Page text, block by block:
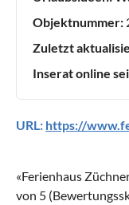
Objektnummer:
Zuletzt
Inserat online
URL: https://
«Ferienhaus
von 5